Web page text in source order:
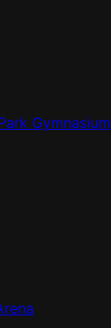
Gymnasium